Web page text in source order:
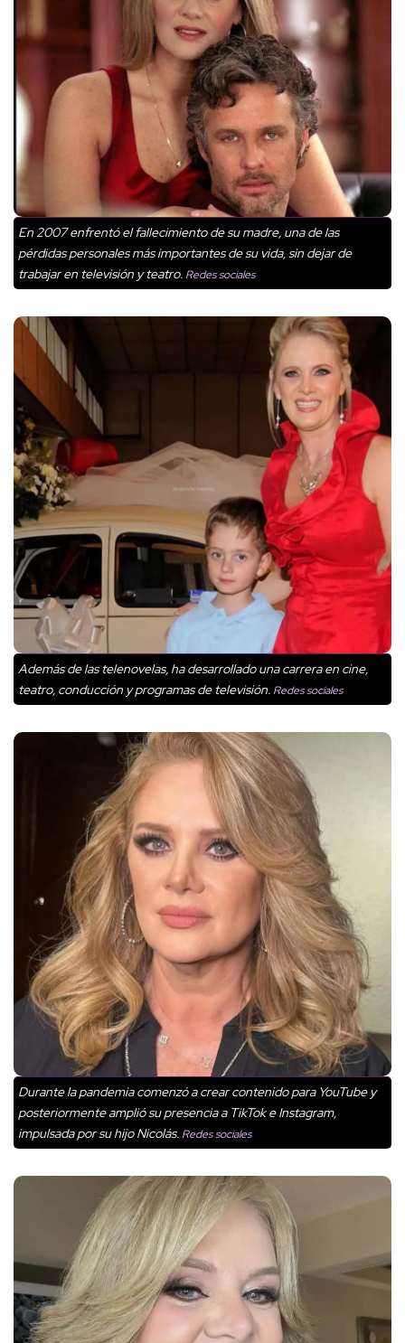
En 2007 enfrentó el fallecimiento de su madre, una de las
pérdidas personales más importantes de su vida, sin dejar de
trabajar en televisión y teatro. Redes sociales
Además de las telenovelas, ha desarrollado una carrera en cine,
teatro, conducción y programas de televisión. Redes sociales
Durante la pandemia comenzó a crear contenido para YouTube y
posteriormente amplió su presencia a TikTok e Instagram,
impulsada por su hijo Nicolás. Redes sociales